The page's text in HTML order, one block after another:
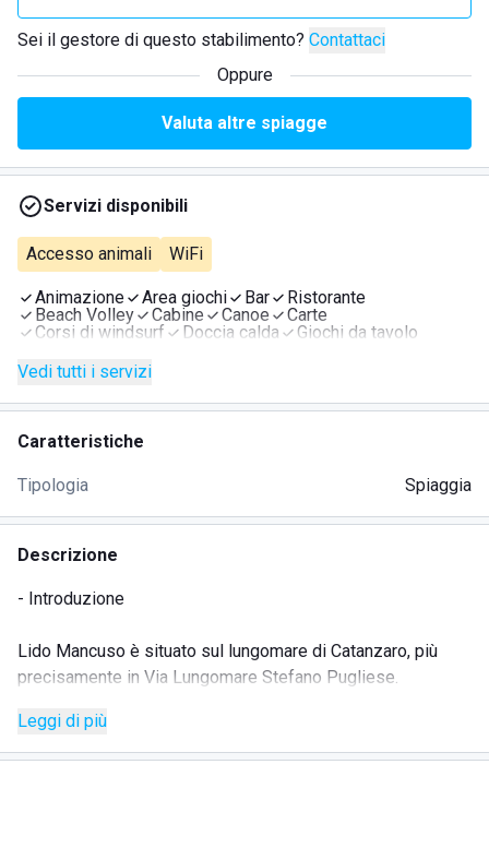
Sei il gestore di questo stabilimento? Contattaci
Oppure
Valuta altre spiagge
Servizi disponibili
Accesso animali WiFi
Animazione Area giochi Bar
Ristorante
Beach Volley
Cabine Canoe
Carte
Corsi di windsurf
Doccia calda
Giochi da tavolo
Vedi tutti i servizi
Caratteristiche
Tipologia Spiaggia
Descrizione
- Introduzione
Lido Mancuso è situato sul lungomare di Catanzaro, più
precisamente in Via Lungomare Stefano Pugliese.
Questa bellissima città è nota per l' accoglienza e l'
ospitalità offerta dalle persone locali, l' ottimo cibo e lo
Leggi di più